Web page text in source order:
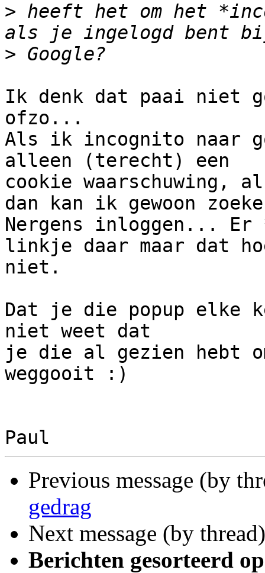
> heeft het om het
>
Ik denk dat paai niet
ofzo...
Als ik incognito naar
alleen (terecht) een
cookie
dan kan ik gewoon
Nergens inloggen...
linkje daar maar dat
niet.
Dat je die popup elke
niet weet dat
je die al gezien hebt
weggooit :)
Previous message (by
gedrag
Next message (by
Berichten gesorteerd